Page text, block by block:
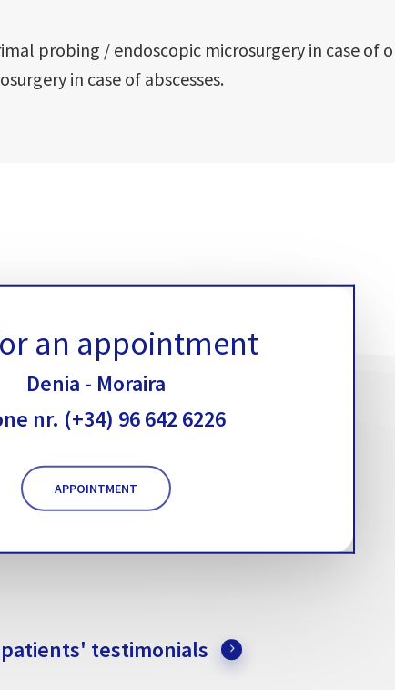
probing / endoscopic microsurgery in case of
in case of abscesses.
an appointment
Denia - Moraira
nr. (+34) 96 642 6226
APPOINTMENT
patients' testimonials